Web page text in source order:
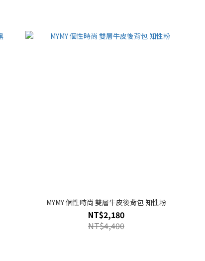
MYMY 個性時尚 雙層牛皮後背包 知性粉
NT$2,180
NT$4,400